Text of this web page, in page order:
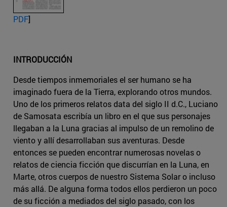
PDF]
INTRODUCCIÓN
Desde tiempos inmemoriales el ser humano se ha
imaginado fuera de la Tierra, explorando otros mundos.
Uno de los primeros relatos data del siglo II d.C., Luciano
de Samosata escribía un libro en el que sus personajes
llegaban a la Luna gracias al impulso de un remolino de
viento y allí desarrollaban sus aventuras. Desde
entonces se pueden encontrar numerosas novelas o
relatos de ciencia ficción que discurrían en la Luna, en
Marte, otros cuerpos de nuestro Sistema Solar o incluso
más allá. De alguna forma todos ellos perdieron un poco
de su ficción a mediados del siglo pasado, con los